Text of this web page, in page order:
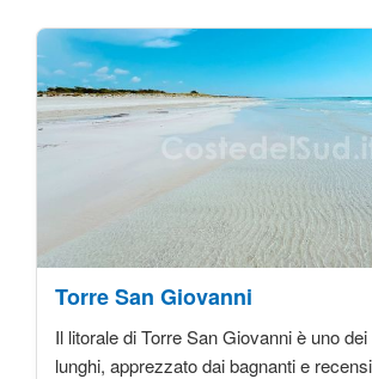
Torre San Giovanni
Il litorale di Torre San Giovanni è uno
lunghi, apprezzato dai bagnanti e